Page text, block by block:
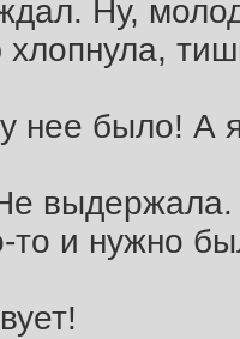
Ну,
нее было! А
выдержала.
то и нужно